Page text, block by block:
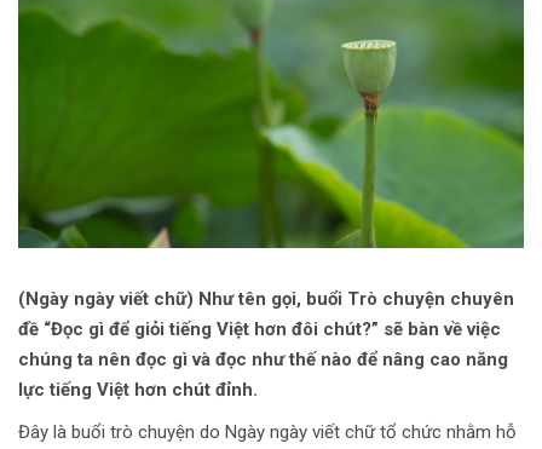
Người Việt với tiếng Việt
Sách Chữ viết
Về Chúng Tôi
(Ngày ngày viết chữ) Như tên gọi, buổi Trò chuyện chuyên
đề “Đọc gì để giỏi tiếng Việt hơn đôi chút?” sẽ bàn về việc
chúng ta nên đọc gì và đọc như thế nào để nâng cao năng
lực tiếng Việt hơn chút đỉnh.
Đây là buổi trò chuyện do Ngày ngày viết chữ tổ chức nhằm hỗ